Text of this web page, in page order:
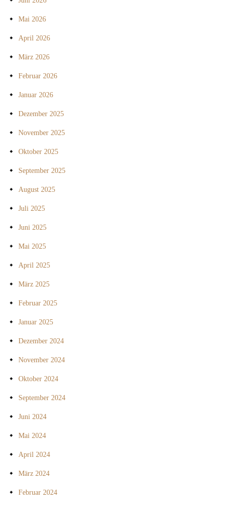
Mai 2026
April 2026
März 2026
Februar 2026
Januar 2026
Dezember 2025
November 2025
Oktober 2025
September 2025
August 2025
Juli 2025
Juni 2025
Mai 2025
April 2025
März 2025
Februar 2025
Januar 2025
Dezember 2024
November 2024
Oktober 2024
September 2024
Juni 2024
Mai 2024
April 2024
März 2024
Februar 2024